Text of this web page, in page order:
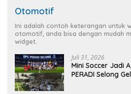
Otomotif
Ini adalah contoh keterangan untuk
otomotif, anda bisa dengan mudah
widget.
Juli 31, 2026
Mini Soccer Jadi
PERADI Selong